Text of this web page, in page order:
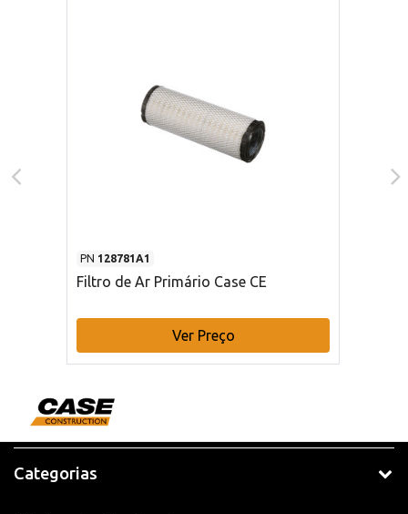
PN 128781A1
Filtro de Ar Primário Case CE
Ver Preço
Categorias